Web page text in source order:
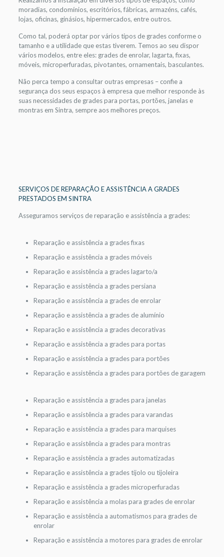
moradias, condomínios, escritórios, fábricas, armazéns, cafés,
lojas, oficinas, ginásios, hipermercados, entre outros.
Como tal, poderá optar por vários tipos de grades conforme o
tamanho e a utilidade que estas tiverem. Temos ao seu dispor
vários modelos, entre eles: grades de enrolar, lagarta, fixas,
móveis, microperfuradas, pivotantes, ornamentais, basculantes.
Não perca tempo a consultar outras empresas – confie a
segurança dos seus espaços à empresa que melhor responde às
suas necessidades de grades para portas, portões, janelas e
montras em Sintra, sempre aos melhores preços.
SERVIÇOS DE REPARAÇÃO E ASSISTÊNCIA A GRADES
PRESTADOS EM SINTRA
Asseguramos serviços de reparação e assistência a grades:
Reparação e assistência a grades fixas
Reparação e assistência a grades móveis
Reparação e assistência a grades lagarto/a
Reparação e assistência a grades persiana
Reparação e assistência a grades de enrolar
Reparação e assistência a grades de alumínio
Reparação e assistência a grades decorativas
Reparação e assistência a grades para portas
Reparação e assistência a grades para portões
Reparação e assistência a grades para portões de garagem
Reparação e assistência a grades para janelas
Reparação e assistência a grades para varandas
Reparação e assistência a grades para marquises
Reparação e assistência a grades para montras
Reparação e assistência a grades automatizadas
Reparação e assistência a grades tijolo ou tijoleira
Reparação e assistência a grades microperfuradas
Reparação e assistência a molas para grades de enrolar
Reparação e assistência a automatismos para grades de
enrolar
Reparação e assistência a motores para grades de enrolar